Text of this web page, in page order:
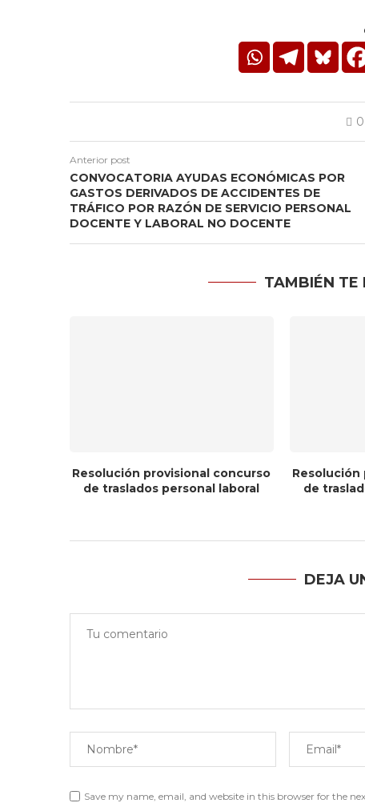
Anterior post
CONVOCATORIA AYUDAS ECONÓMICAS POR
GASTOS DERIVADOS DE ACCIDENTES DE
TRÁFICO POR RAZÓN DE SERVICIO PERSONAL
DOCENTE Y LABORAL NO DOCENTE
TAMBIÉN TE
Resolución provisional concurso
de traslados personal laboral
Resolución
de
DEJA
Save my name, email, and website in this browser for the